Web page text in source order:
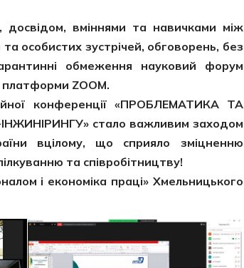
вміннями та навичками між
особистих зустрічей, обговорень, без
обмеження науковий форум
платформи ZOOM.
конференції «ПРОБЛЕМАТИКА ТА
стало важливим заходом
вцілому, що сприяло зміцненню
та співробітництву!
і економіка праці» Хмельницького